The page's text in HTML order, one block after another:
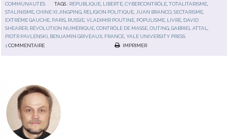
COMMUNAUTÉS
TAGS : RÉPUBLIQUE LIBERTÉ ,CYBERCONTRÔLE ,TOTALITARISME
STALINISME ,CHINE XI JINGPING RELIGION POLITIQUE JUAN BRANCO ,SECTARISME
EXTRÊME GAUCHE PARIS RUSSIE ,VLADIMIR POUTINE POPULISME LIVRE DAVID
SHEARER RÉVOLUTION NUMÉRIQUE ,CONTRÔLE DE MASSE ,OUTING ,GABRIEL ATTAL
PIOTR PAVLENSKI BENJAMIN GRIVEAUX FRANCE ,YALE UNIVERSITY PRESS
1COMMENTAIRE IMPRIMER